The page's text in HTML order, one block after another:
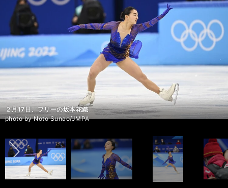
次へ
２月15日、SPの坂本花織
photo by Noto Sunao/JMPA
２月15日、SPの坂本花織
photo by Noto Sunao/JMPA
２月15日、SPの坂本花織
photo by Noto Sunao/JMPA
２月15日、SPの坂本花織
photo by Noto Sunao/JMPA
SP後に涙する坂本花織
photo by Noto Sunao/JMPA
SPに臨む坂本花織と中野園子コーチ
photo by Noto Sunao/JMPA
SP後に笑顔を見せる坂本花織
photo by Noto Sunao/JMPA
SP後の坂本花織とアンナ・シェルバコワ
photo by Noto Sunao/JMPA
２月17日、フリーの坂本花織
photo by Noto Sunao/JMPA
２月17日、フリーの坂本花織
photo by Noto Sunao/JMPA
２月17日、フリーの坂本花織
photo by Noto Sunao/JMPA
２月17日、フリーの坂本花織
photo by Noto Sunao/JMPA
２月17日、フリー後に涙する坂本花織
photo by Noto Sunao/JMPA
２月17日、フリー後に涙する坂本花織
photo by Noto Sunao/JMPA
２月17日、フリー後に笑顔を見せる坂本花織
photo by Noto Sunao/JMPA
２月17日、フリー後の坂本花織（右）
photo by Noto Sunao/JMPA
２月17日、フリー後の坂本花織
photo by Noto Sunao/JMPA
２月17日、フリー後に笑顔を見せる坂本花織（左）と中野園子コーチ
photo by Noto Sunao/JMPA
２月17日、フリー後の坂本花織（右）と樋口新葉
photo by Noto Sunao/JMPA
２月17日、フリー後の坂本花織（右）と樋口新葉
photo by Noto Sunao/JMPA
前へ